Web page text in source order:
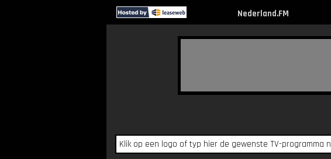
Nederland.FM